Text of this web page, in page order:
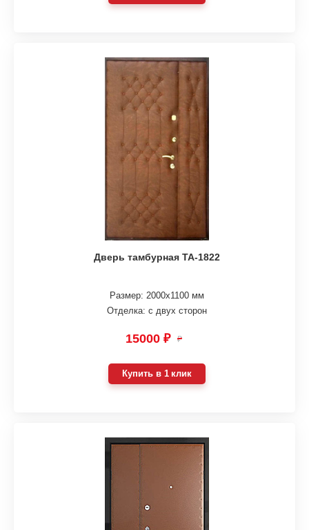
Дверь тамбурная ТА-1822
Размер: 2000х1100 мм
Отделка: с двух сторон
15000 ₽ ₽
Купить в 1 клик